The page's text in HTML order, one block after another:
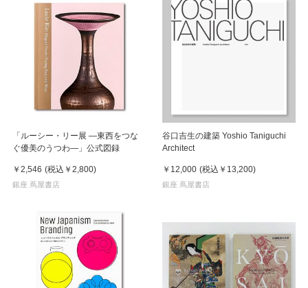
「ルーシー・リー展 ―東西をつな
ぐ優美のうつわ―」公式図録
￥2,546 (税込 ￥2,800)
銀座 蔦屋書店
谷口吉生の建築 Yoshio Taniguchi
Architect
￥12,000 (税込 ￥13,200)
銀座 蔦屋書店